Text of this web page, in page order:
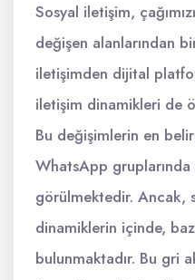
Sosyal iletişim,
değişen alanlarından
iletişimden dijital
iletişim dinamikleri de
Bu değişimlerin en
WhatsApp
görülmektedir. Ancak,
dinamiklerin içinde,
bulunmaktadır. Bu gri